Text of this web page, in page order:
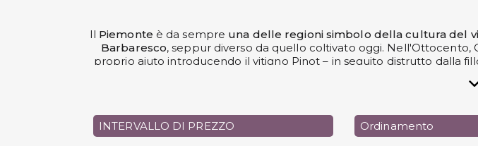
Il Piemonte è da sempre una delle regioni simbolo della cultura del
Barbaresco, seppur diverso da quello coltivato oggi.
proprio aiuto introducendo il vitigno Pinot – in seguito distrutto dalla
Cru di
Oggi molti vini piemontesi sono ottenuti da uveNebbiolo, come
Barbaresco. Un altro pilastro dell'enologia piemontese, infine, è
precoce maturazione dei grappoli, ricchi di
INTERVALLO DI PREZZO Ordinamento